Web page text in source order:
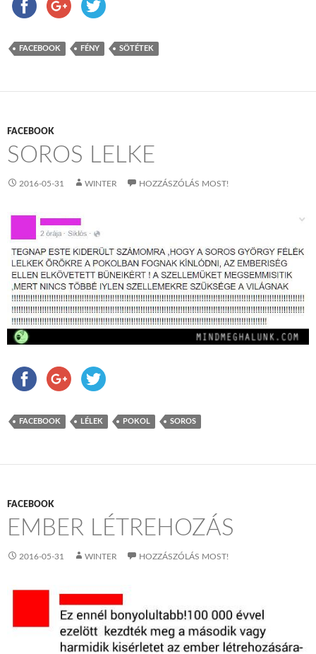
FACEBOOK FÉNY SÖTÉTEK
FACEBOOK
SOROS LELKE
2016-05-31 WINTER HOZZÁSZÓLÁS MOST!
FACEBOOK LÉLEK POKOL SOROS
FACEBOOK
EMBER LÉTREHOZÁS
2016-05-31 WINTER HOZZÁSZÓLÁS MOST!